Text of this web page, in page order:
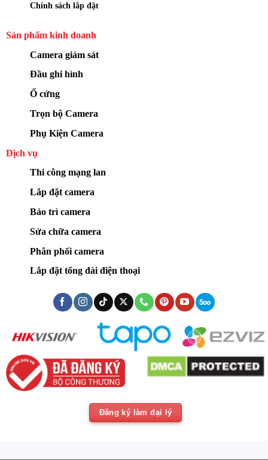
Chính sách lắp đặt
Sản phẩm kinh doanh
Camera giám sát
Đầu ghi hình
Ổ cứng
Trọn bộ Camera
Phụ Kiện Camera
Dịch vụ
Thi công mạng lan
Lắp đặt camera
Bảo trì camera
Sửa chữa camera
Phân phối camera
Lắp đặt tổng đài điện thoại
Đăng ký làm đại lý